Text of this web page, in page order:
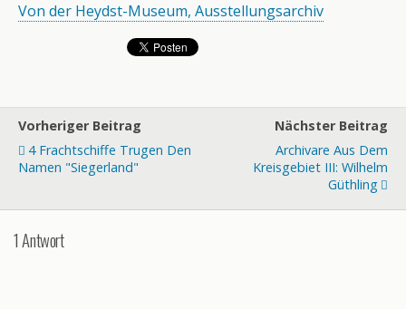
Von der Heydst-Museum, Ausstellungsarchiv
Vorheriger Beitrag
4 Frachtschiffe Trugen Den
Namen "Siegerland"
Nächster Beitrag
Archivare Aus Dem
Kreisgebiet III: Wilhelm
Güthling
1 Antwort